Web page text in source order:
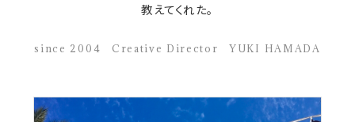
教えてくれた。
since 2004 Creative Director YUKI HAMADA